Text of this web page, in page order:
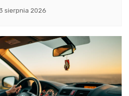
sierpnia 2026